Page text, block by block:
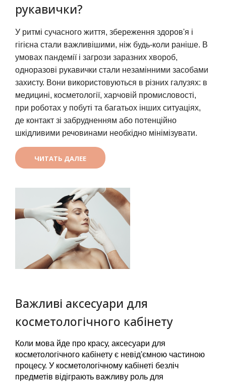
рукавички?
У ритмі сучасного життя, збереження здоров'я і
гігієна стали важливішими, ніж будь-коли раніше. В
умовах пандемії і загрози заразних хвороб,
одноразові рукавички стали незамінними засобами
захисту. Вони використовуються в різних галузях: в
медицині, косметології, харчовій промисловості,
при роботах у побуті та багатьох інших ситуаціях,
де контакт зі забрудненням або потенційно
шкідливими речовинами необхідно мінімізувати.
ЧИТАТЬ ДАЛЕЕ
Важливі аксесуари для
косметологічного кабінету
Коли мова йде про красу, аксесуари для
косметологічного кабінету є невід'ємною частиною
процесу. У косметологічному кабінеті безліч
предметів відіграють важливу роль для